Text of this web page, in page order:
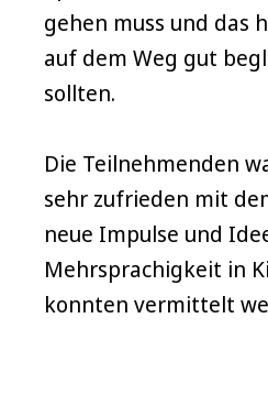
gehen muss und das
auf dem Weg gut
sollten.
Die Teilnehmenden
sehr zufrieden mit
neue Impulse und
Mehrsprachigkeit in
konnten vermittelt